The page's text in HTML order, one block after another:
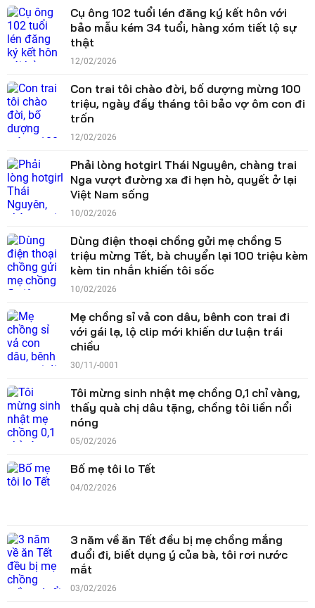
Cụ ông 102 tuổi lén đăng ký kết hôn với
bảo mẫu kém 34 tuổi, hàng xóm tiết lộ sự
thật
12/02/2026
Con trai tôi chào đời, bố dượng mừng 100
triệu, ngày đầy tháng tôi bảo vợ ôm con đi
trốn
12/02/2026
Phải lòng hotgirl Thái Nguyên, chàng trai
Nga vượt đường xa đi hẹn hò, quyết ở lại
Việt Nam sống
10/02/2026
Dùng điện thoại chồng gửi mẹ chồng 5
triệu mừng Tết, bà chuyển lại 100 triệu kèm
kèm tin nhắn khiến tôi sốc
10/02/2026
Mẹ chồng sỉ vả con dâu, bênh con trai đi
với gái lạ, lộ clip mới khiến dư luận trái
chiều
30/11/-0001
Tôi mừng sinh nhật mẹ chồng 0,1 chỉ vàng,
thấy quà chị dâu tặng, chồng tôi liền nổi
nóng
05/02/2026
Bố mẹ tôi lo Tết
04/02/2026
3 năm về ăn Tết đều bị mẹ chồng mắng
đuổi đi, biết dụng ý của bà, tôi rơi nước
mắt
03/02/2026